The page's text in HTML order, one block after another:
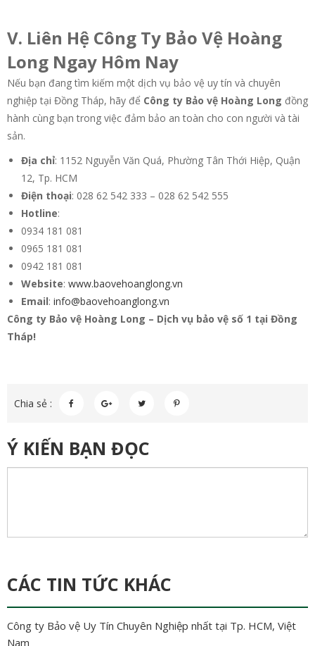
V. Liên Hệ Công Ty Bảo Vệ Hoàng
Long Ngay Hôm Nay
Nếu bạn đang tìm kiếm một dịch vụ bảo vệ uy tín và chuyên
nghiệp tại Đồng Tháp, hãy để Công ty Bảo vệ Hoàng Long đồng
hành cùng bạn trong việc đảm bảo an toàn cho con người và tài
sản.
Địa chỉ: 1152 Nguyễn Văn Quá, Phường Tân Thới Hiệp, Quận
12, Tp. HCM
Điện thoại: 028 62 542 333 – 028 62 542 555
Hotline:
0934 181 081
0965 181 081
0942 181 081
Website: www.baovehoanglong.vn
Email: info@baovehoanglong.vn
Công ty Bảo vệ Hoàng Long – Dịch vụ bảo vệ số 1 tại Đồng
Tháp!
Chia sẻ :
Ý KIẾN BẠN ĐỌC
CÁC TIN TỨC KHÁC
Công ty Bảo vệ Uy Tín Chuyên Nghiệp nhất tại Tp. HCM, Việt
Nam